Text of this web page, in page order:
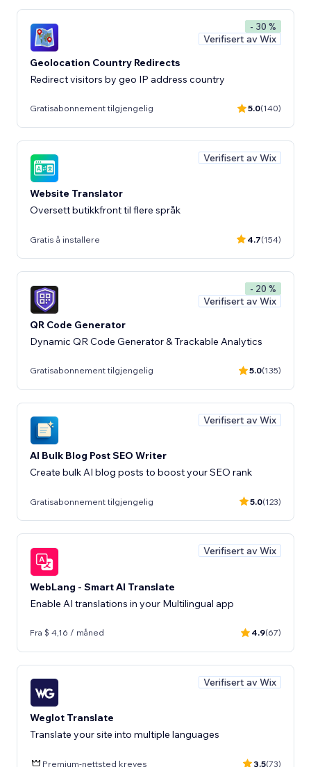
- 30 %
Verifisert av Wix
Geolocation Country Redirects
Redirect visitors by geo IP address country
Gratisabonnement tilgjengelig 5.0(140)
Verifisert av Wix
Website Translator
Oversett butikkfront til flere språk
Gratis å installere 4.7(154)
- 20 %
Verifisert av Wix
QR Code Generator
Dynamic QR Code Generator & Trackable Analytics
Gratisabonnement tilgjengelig 5.0(135)
Verifisert av Wix
AI Bulk Blog Post SEO Writer
Create bulk AI blog posts to boost your SEO rank
Gratisabonnement tilgjengelig 5.0(123)
Verifisert av Wix
WebLang - Smart AI Translate
Enable AI translations in your Multilingual app
Fra $ 4,16 / måned 4.9(67)
Verifisert av Wix
Weglot Translate
Translate your site into multiple languages
Premium-nettsted kreves 3.5(73)